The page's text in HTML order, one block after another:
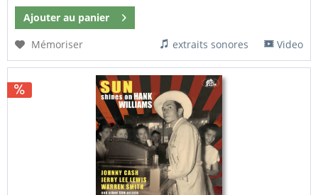
Ajouter au panier
Mémoriser
extraits sonores Video